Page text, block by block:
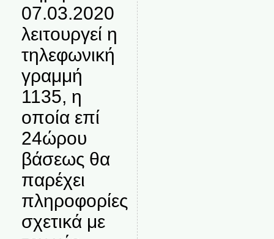
07.03.2020
λειτουργεί η
τηλεφωνική
γραμμή
1135, η
οποία επί
24ώρου
βάσεως θα
παρέχει
πληροφορίες
σχετικά με